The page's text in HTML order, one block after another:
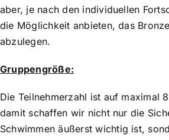
aber, je nach den individuellen
die Möglichkeit anbieten, das
abzulegen.
Gruppengröße:
Die Teilnehmerzahl ist auf maximal
damit schaffen wir nicht nur die
Schwimmen äußerst wichtig ist,